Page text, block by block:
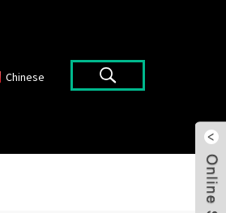
Chinese